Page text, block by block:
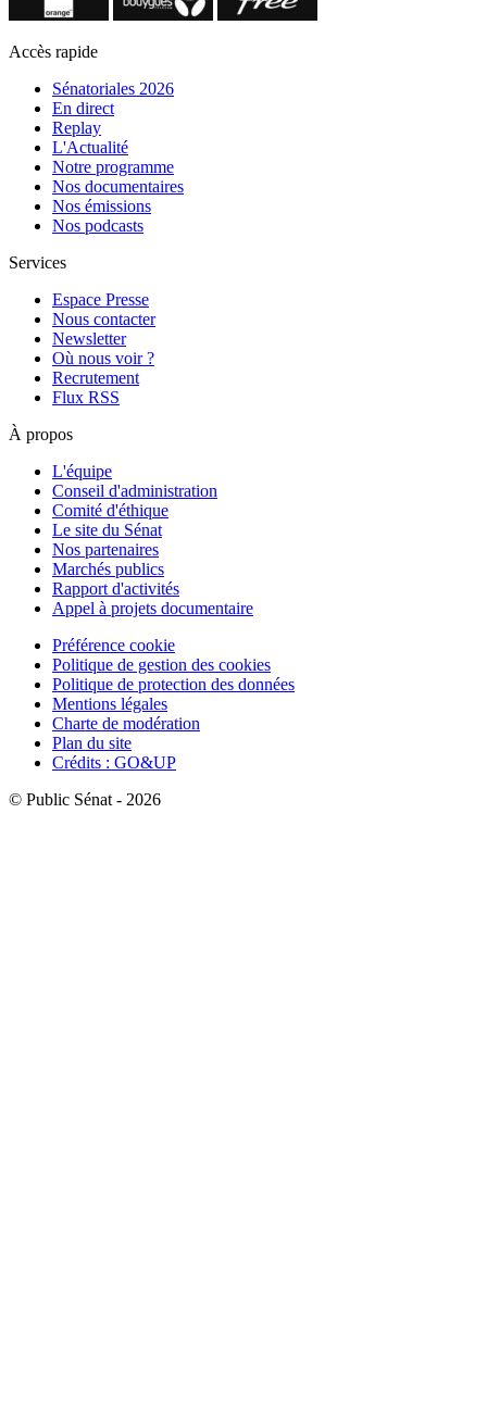
Accès rapide
Sénatoriales 2026
En direct
Replay
L'Actualité
Notre programme
Nos documentaires
Nos émissions
Nos podcasts
Services
Espace Presse
Nous contacter
Newsletter
Où nous voir ?
Recrutement
Flux RSS
À propos
L'équipe
Conseil d'administration
Comité d'éthique
Le site du Sénat
Nos partenaires
Marchés publics
Rapport d'activités
Appel à projets documentaire
Préférence cookie
Politique de gestion des cookies
Politique de protection des données
Mentions légales
Charte de modération
Plan du site
Crédits : GO&UP
© Public Sénat - 2026